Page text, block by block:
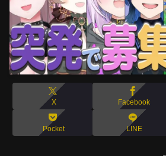
X Facebook
Pocket LINE